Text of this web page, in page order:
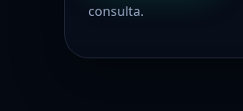
consulta.